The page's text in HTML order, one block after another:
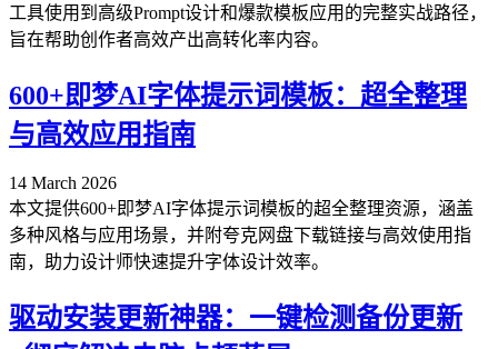
工具使用到高级Prompt设计和爆款模板应用的完整实战路径，
旨在帮助创作者高效产出高转化率内容。
600+即梦AI字体提示词模板：超全整理
与高效应用指南
14 March 2026
本文提供600+即梦AI字体提示词模板的超全整理资源，涵盖
多种风格与应用场景，并附夸克网盘下载链接与高效使用指
南，助力设计师快速提升字体设计效率。
驱动安装更新神器：一键检测备份更新